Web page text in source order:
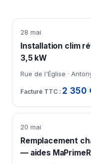
28 mai
Installation clim
3,5 kW
Rue de l'Église ·
2 350
20 mai
Remplacement
— aides